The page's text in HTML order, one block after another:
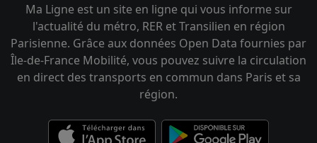
Ma Ligne est un site en ligne qui vous informe sur
l'actualité du métro, RER et Transilien en région
Parisienne. Grâce aux données Open Data fournies par
Île-de-France Mobilité, vous pouvez suivre la circulation
en direct des transports en commun dans Paris et sa
région.